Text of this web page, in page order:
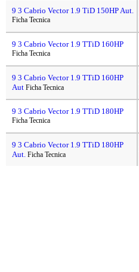
9 3 Cabrio Vector 1.9 TiD 150HP Aut.
Ficha Tecnica
9 3 Cabrio Vector 1.9 TTiD 160HP
Ficha Tecnica
9 3 Cabrio Vector 1.9 TTiD 160HP
Aut Ficha Tecnica
9 3 Cabrio Vector 1.9 TTiD 180HP
Ficha Tecnica
9 3 Cabrio Vector 1.9 TTiD 180HP
Aut. Ficha Tecnica